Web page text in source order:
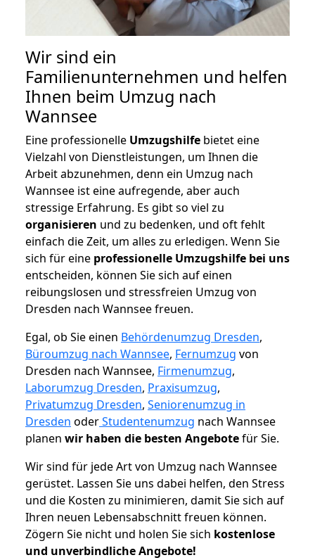
Wir sind ein
Familienunternehmen und helfen
Ihnen beim Umzug nach
Wannsee
Eine professionelle Umzugshilfe bietet eine
Vielzahl von Dienstleistungen, um Ihnen die
Arbeit abzunehmen, denn ein Umzug nach
Wannsee ist eine aufregende, aber auch
stressige Erfahrung. Es gibt so viel zu
organisieren und zu bedenken, und oft fehlt
einfach die Zeit, um alles zu erledigen. Wenn Sie
sich für eine professionelle Umzugshilfe bei uns
entscheiden, können Sie sich auf einen
reibungslosen und stressfreien Umzug von
Dresden nach Wannsee freuen.
Egal, ob Sie einen Behördenumzug Dresden,
Büroumzug nach Wannsee, Fernumzug von
Dresden nach Wannsee, Firmenumzug,
Laborumzug Dresden, Praxisumzug,
Privatumzug Dresden, Seniorenumzug in
Dresden oderStudentenumzug nach Wannsee
planen wir haben die besten Angebotefür Sie.
Wir sind für jede Art von Umzug nach Wannsee
gerüstet. Lassen Sie uns dabei helfen, den Stress
und die Kosten zu minimieren, damit Sie sich auf
Ihren neuen Lebensabschnitt freuen können.
Zögern Sie nicht und holen Sie sich kostenlose
und unverbindliche Angebote!